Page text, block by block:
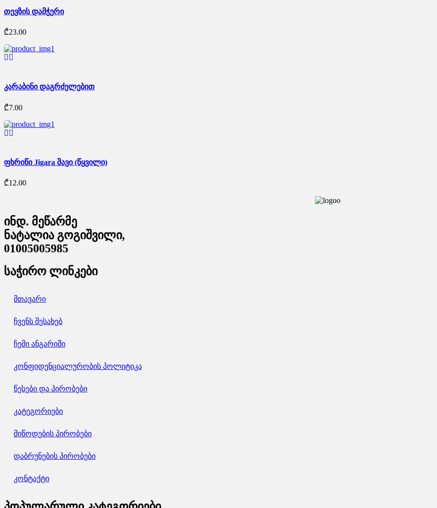
თევზის დამჭერი
₾23.00
კარაბინი დაგრძელებით
₾7.00
ფხრიწი Jigara შავი (წყვილი)
₾12.00
ინდ. მეწარმე
ნატალია გოგიშვილი,
01005005985
საჭირო ლინკები
მთავარი
ჩვენს შესახებ
ჩემი ანგარიში
კონფიდენციალურობის პოლიტიკა
წესები და პირობები
კატეგორიები
მიწოდების პირობები
დაბრუნების პირობები
კონტაქტი